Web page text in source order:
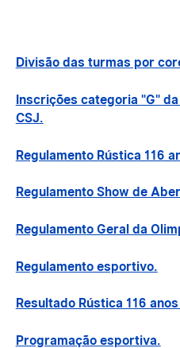
Divisão das turmas por
Inscrições categoria "G"
CSJ.
Regulamento Rústica 116
Regulamento Show de
Regulamento Geral da
Regulamento esportivo.
Resultado Rústica 116
Programação esportiva.